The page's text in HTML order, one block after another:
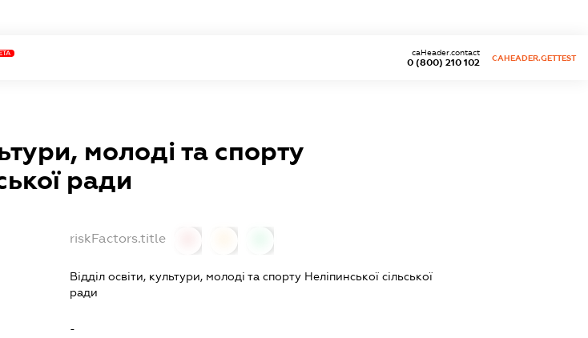
0 (800) 210 102
caHeader.contact
CAHEADER.GETTEST
молоді та спорту
ради
riskFactors.title
Відділ освіти, культури, молоді та спорту Неліпинської сільської
ради
-